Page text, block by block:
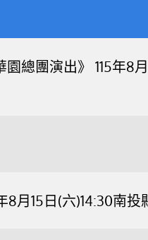
總團演出》 115年8
月15日(六)14:30南